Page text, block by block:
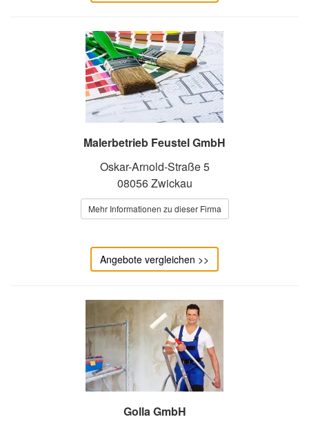
Malerbetrieb Feustel GmbH
Oskar-Arnold-Straße 5
08056 Zwickau
Mehr Informationen zu dieser Firma
Angebote vergleichen >>
Golla GmbH